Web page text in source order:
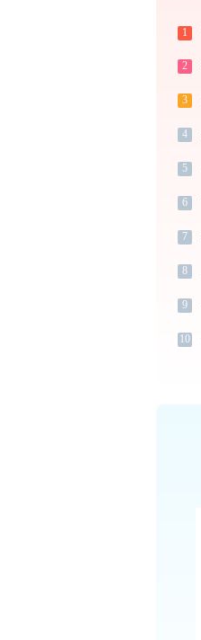
1
2
3
4
5
6
7
8
9
10